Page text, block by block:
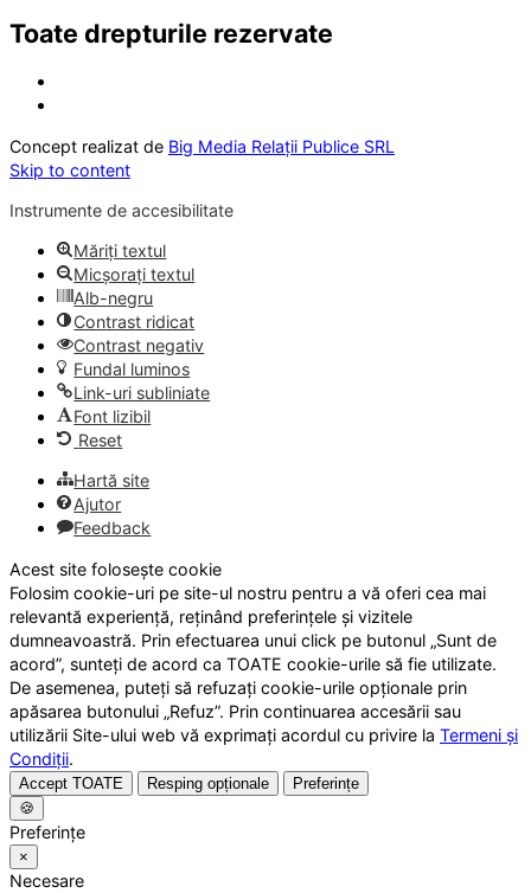
Toate drepturile rezervate
Concept realizat de Big Media Relații Publice SRL
Skip to content
Instrumente de accesibilitate
Măriți textul
Micșorați textul
Alb-negru
Contrast ridicat
Contrast negativ
Fundal luminos
Link-uri subliniate
Font lizibil
Reset
Hartă site
Ajutor
Feedback
Acest site folosește cookie
Folosim cookie-uri pe site-ul nostru pentru a vă oferi cea mai
relevantă experiență, reținând preferințele și vizitele
dumneavoastră. Prin efectuarea unui click pe butonul „Sunt de
acord”, sunteți de acord ca TOATE cookie-urile să fie utilizate.
De asemenea, puteți să refuzați cookie-urile opționale prin
apăsarea butonului „Refuz”. Prin continuarea accesării sau
utilizării Site-ului web vă exprimați acordul cu privire la Termeni și
Condiții.
Accept TOATE Resping opționale
Preferințe
🍪
Preferințe
×
Necesare